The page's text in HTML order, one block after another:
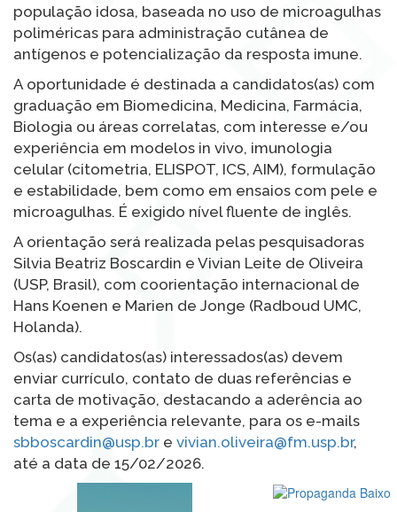
população idosa, baseada no uso de microagulhas
poliméricas para administração cutânea de
antígenos e potencialização da resposta imune.
A oportunidade é destinada a candidatos(as) com
graduação em Biomedicina, Medicina, Farmácia,
Biologia ou áreas correlatas, com interesse e/ou
experiência em modelos in vivo, imunologia
celular (citometria, ELISPOT, ICS, AIM), formulação
e estabilidade, bem como em ensaios com pele e
microagulhas. É exigido nível fluente de inglês.
A orientação será realizada pelas pesquisadoras
Silvia Beatriz Boscardin e Vivian Leite de Oliveira
(USP, Brasil), com coorientação internacional de
Hans Koenen e Marien de Jonge (Radboud UMC,
Holanda).
Os(as) candidatos(as) interessados(as) devem
enviar currículo, contato de duas referências e
carta de motivação, destacando a aderência ao
tema e a experiência relevante, para os e-mails
sbboscardin@usp.br e vivian.oliveira@fm.usp.br,
até a data de 15/02/2026.